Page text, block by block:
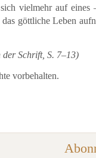
vielmehr auf
göttliche Leben
der Schrift, S. 7–13)
vorbehalten.